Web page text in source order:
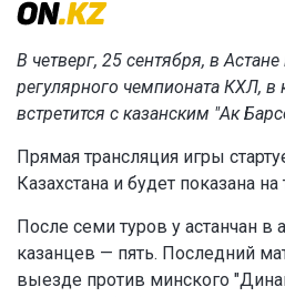
В четверг, 25 сентября, в
регулярного чемпионата КХЛ,
встретится с казанским "Ак
Прямая трансляция игры
Казахстана и будет показана
После семи туров у астанчан в
казанцев — пять. Последний
выезде против минского